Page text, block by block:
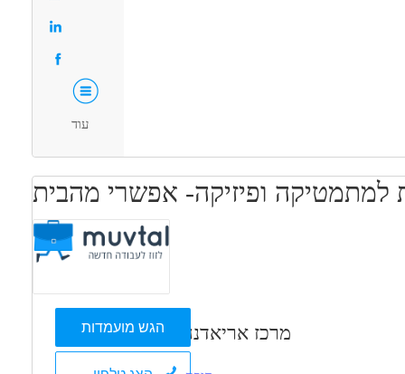
עוד
למתמטיקה ופיזיקה- אפשרי מהבית
הגש מועמדות מרכז אריאדנה